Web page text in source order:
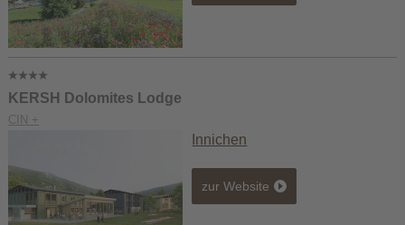
KERSH Dolomites Lodge
CIN +
Innichen
zur Website